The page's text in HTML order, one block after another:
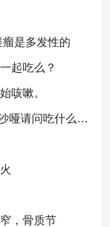
是多发性的
起吃么？
咳嗽。
你好，鼻炎犯了，鼻子不通，嗓子沙哑请问吃什么药比较好？
，骨质节